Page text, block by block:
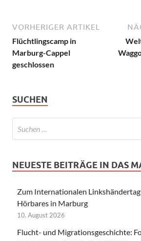
VORHERIGER ARTIKEL
Flüchtlingscamp in
Marburg-Cappel
geschlossen
SUCHEN
NEUESTE BEITRÄGE IN DAS
Zum Internationalen
Hörbares in Marburg
10. August 2026
Flucht- und Migrationsgeschichte: